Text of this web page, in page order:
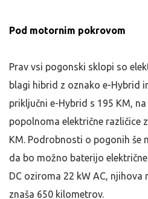
Pod motornim pokrovom
Prav vsi pogonski sklopi so
blagi hibrid z oznako e-Hybrid
priključni e-Hybrid s 195 KM,
popolnoma električne različice
KM. Podrobnosti o pogonih še
da bo možno baterijo
DC oziroma 22 kW AC, njihova
znaša 650 kilometrov.